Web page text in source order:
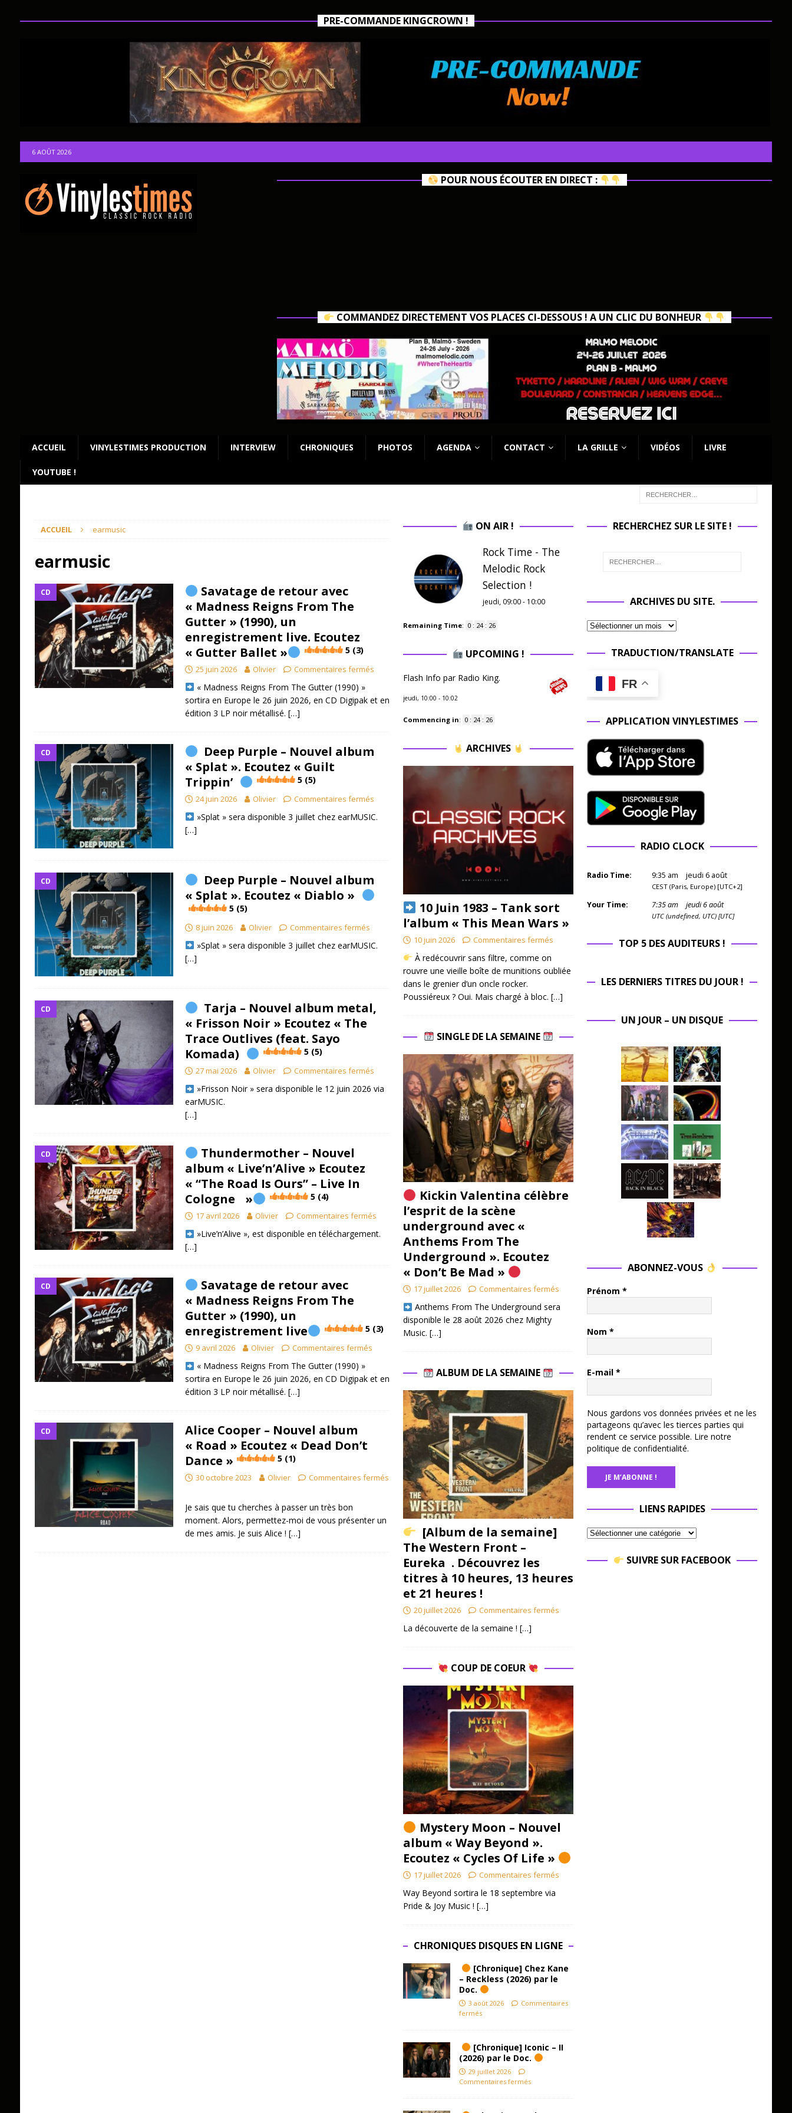
PRE-COMMANDE KINGCROWN !
6 AOÛT 2026
POUR NOUS ÉCOUTER EN DIRECT :
COMMANDEZ DIRECTEMENT VOS PLACES CI-DESSOUS ! A UN CLIC DU BONHEUR
ACCUEIL VINYLESTIMES PRODUCTION INTERVIEW CHRONIQUES PHOTOS AGENDA CONTACT LA GRILLE VIDÉOS LIVRE
YOUTUBE !
ACCUEIL earmusic
earmusic
CD
Savatage de retour avec
« Madness Reigns From The
Gutter » (1990), un
enregistrement live. Ecoutez
« Gutter Ballet »
5 (3)
25 juin 2026 Olivier Commentaires fermés
« Madness Reigns From The Gutter (1990) »
sortira en Europe le 26 juin 2026, en CD Digipak et en
édition 3 LP noir métallisé. […]
CD
Deep Purple – Nouvel album
« Splat ». Ecoutez « Guilt
Trippin’
5 (5)
24 juin 2026 Olivier Commentaires fermés
»Splat » sera disponible 3 juillet chez earMUSIC.
[…]
CD
Deep Purple – Nouvel album
« Splat ». Ecoutez « Diablo »
5 (5)
8 juin 2026 Olivier Commentaires fermés
»Splat » sera disponible 3 juillet chez earMUSIC.
[…]
CD
Tarja – Nouvel album metal,
« Frisson Noir » Ecoutez « The
Trace Outlives (feat. Sayo
Komada)
5 (5)
27 mai 2026 Olivier Commentaires fermés
»Frisson Noir » sera disponible le 12 juin 2026 via
earMUSIC.
[…]
CD
Thundermother – Nouvel
album « Live’n’Alive » Ecoutez
« “The Road Is Ours” – Live In
Cologne »
5 (4)
17 avril 2026 Olivier Commentaires fermés
»Live’n’Alive », est disponible en téléchargement.
[…]
CD
Savatage de retour avec
« Madness Reigns From The
Gutter » (1990), un
enregistrement live
5 (3)
9 avril 2026 Olivier Commentaires fermés
« Madness Reigns From The Gutter (1990) »
sortira en Europe le 26 juin 2026, en CD Digipak et en
édition 3 LP noir métallisé. […]
CD
Alice Cooper – Nouvel album
« Road » Ecoutez « Dead Don’t
Dance »
5 (1)
30 octobre 2023 Olivier Commentaires fermés
Je sais que tu cherches à passer un très bon
moment. Alors, permettez-moi de vous présenter un
de mes amis. Je suis Alice ! […]
ON AIR !
Rock Time - The
Melodic Rock
Selection !
jeudi, 09:00 - 10:00
Remaining Time: 0 : 24 : 25
UPCOMING !
Flash Info par Radio King.
jeudi, 10:00 - 10:02
Commencing in: 0 : 24 : 25
ARCHIVES
10 Juin 1983 – Tank sort
l’album « This Mean Wars »
10 juin 2026 Commentaires fermés
À redécouvrir sans filtre, comme on
rouvre une vieille boîte de munitions oubliée
dans le grenier d’un oncle rocker.
Poussiéreux ? Oui. Mais chargé à bloc. […]
SINGLE DE LA SEMAINE
Kickin Valentina célèbre
l’esprit de la scène
underground avec «
Anthems From The
Underground ». Ecoutez
« Don’t Be Mad »
17 juillet 2026 Commentaires fermés
​ Anthems From The Underground sera
disponible le 28 août 2026 chez Mighty
Music. […]
ALBUM DE LA SEMAINE
[Album de la semaine]
The Western Front –
Eureka . Découvrez les
titres à 10 heures, 13 heures
et 21 heures !
20 juillet 2026 Commentaires fermés
La découverte de la semaine ! […]
COUP DE COEUR
Mystery Moon – Nouvel
album « Way Beyond ».
Ecoutez « Cycles Of Life »
17 juillet 2026 Commentaires fermés
Way Beyond sortira le 18 septembre via
Pride & Joy Music ! […]
CHRONIQUES DISQUES EN LIGNE
[Chronique] Chez Kane
– Reckless (2026) par le
Doc.
3 août 2026
Commentaires
fermés
[Chronique] Iconic – II
(2026) par le Doc.
29 juillet 2026
Commentaires fermés
RECHERCHEZ SUR LE SITE !
ARCHIVES DU SITE.
TRADUCTION/TRANSLATE
FR
APPLICATION VINYLESTIMES
RADIO CLOCK
Radio Time: 9:35 am jeudi 6 août
CEST (Paris, Europe) [UTC+2]
Your Time: 7:35am jeudi 6 août
UTC (undefined, UTC) [UTC]
TOP 5 DES AUDITEURS !
LES DERNIERS TITRES DU JOUR !
UN JOUR – UN DISQUE
ABONNEZ-VOUS
Prénom *
Nom *
E-mail *
Nous gardons vos données privées et ne les
partageons qu’avec les tierces parties qui
rendent ce service possible. Lire notre
politique de confidentialité.
LIENS RAPIDES
SUIVRE SUR FACEBOOK